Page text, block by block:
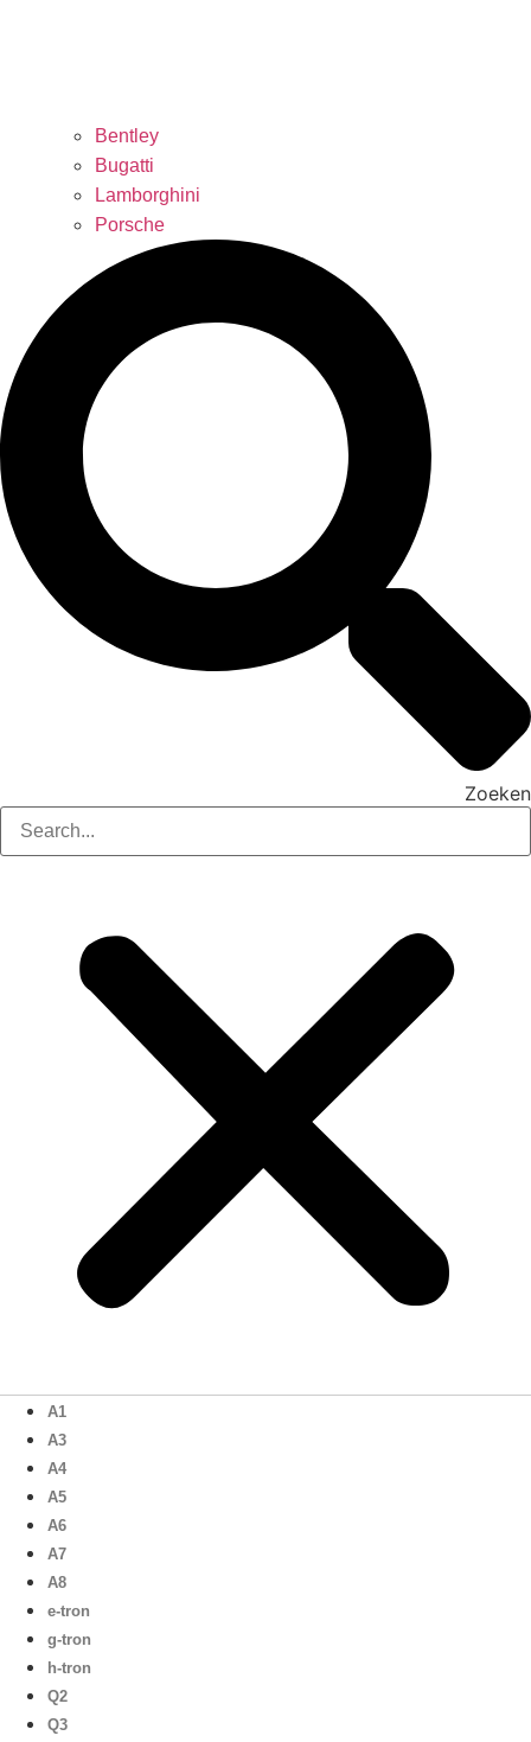
Bentley
Bugatti
Lamborghini
Porsche
Zoeken
A1
A3
A4
A5
A6
A7
A8
e-tron
g-tron
h-tron
Q2
Q3